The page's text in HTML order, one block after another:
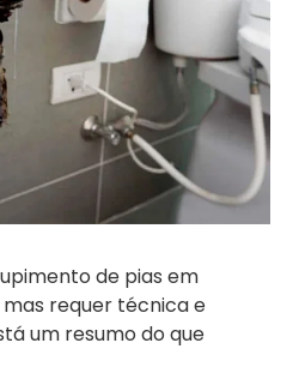
de pias em
requer técnica e
um resumo do que